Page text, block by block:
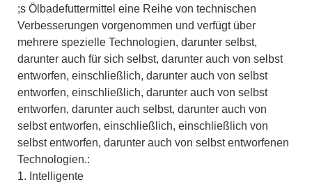
;s Ölbadefuttermittel eine Reihe von technischen
Verbesserungen vorgenommen und verfügt über
mehrere spezielle Technologien, darunter selbst,
darunter auch für sich selbst, darunter auch von selbst
entworfen, einschließlich, darunter auch von selbst
entworfen, einschließlich, darunter auch von selbst
entworfen, darunter auch selbst, darunter auch von
selbst entworfen, einschließlich, einschließlich von
selbst entworfen, darunter auch von selbst entworfenen
Technologien.:
1. Intelligente